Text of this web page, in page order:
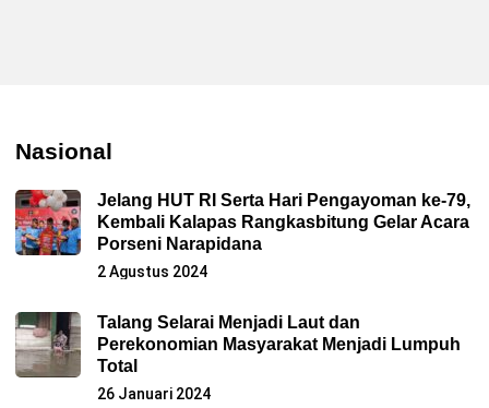
Nasional
Jelang HUT RI Serta Hari Pengayoman ke-79,
Kembali Kalapas Rangkasbitung Gelar Acara
Porseni Narapidana
2 Agustus 2024
Talang Selarai Menjadi Laut dan
Perekonomian Masyarakat Menjadi Lumpuh
Total
26 Januari 2024